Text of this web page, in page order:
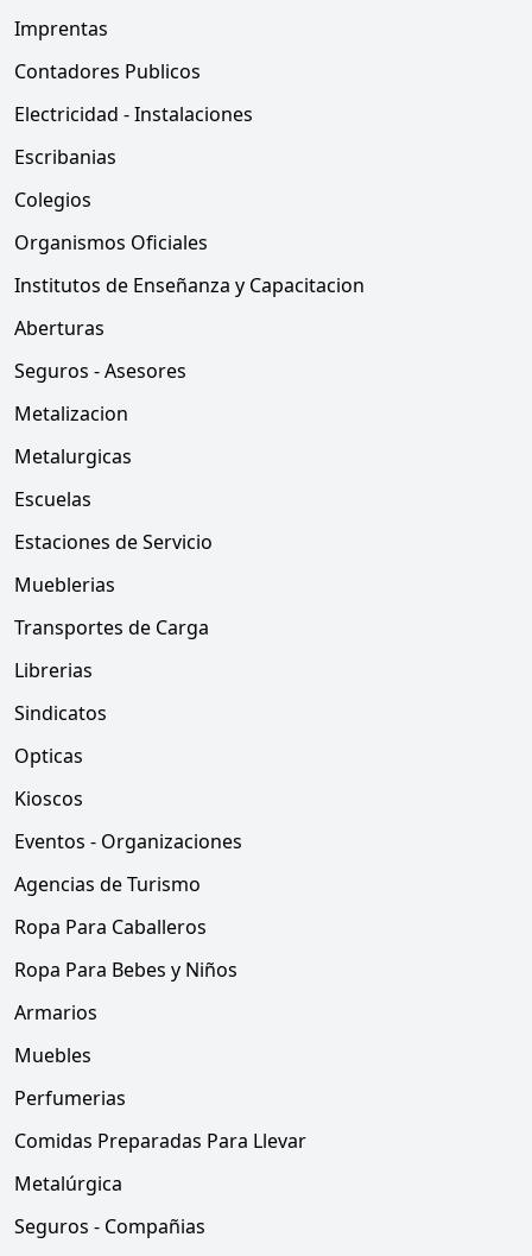
Imprentas
Contadores Publicos
Electricidad - Instalaciones
Escribanias
Colegios
Organismos Oficiales
Institutos de Enseñanza y Capacitacion
Aberturas
Seguros - Asesores
Metalizacion
Metalurgicas
Escuelas
Estaciones de Servicio
Mueblerias
Transportes de Carga
Librerias
Sindicatos
Opticas
Kioscos
Eventos - Organizaciones
Agencias de Turismo
Ropa Para Caballeros
Ropa Para Bebes y Niños
Armarios
Muebles
Perfumerias
Comidas Preparadas Para Llevar
Metalúrgica
Seguros - Compañias